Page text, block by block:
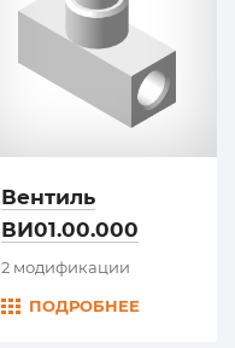
Вентиль
ВИ01.00.000
2 модификации
ПОДРОБНЕЕ